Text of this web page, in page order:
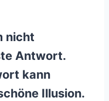
nicht
Antwort.
kann
Illusion.